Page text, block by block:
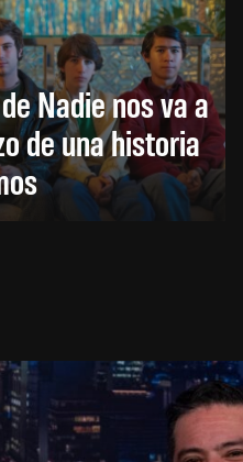
Nadie nos va a
de una historia